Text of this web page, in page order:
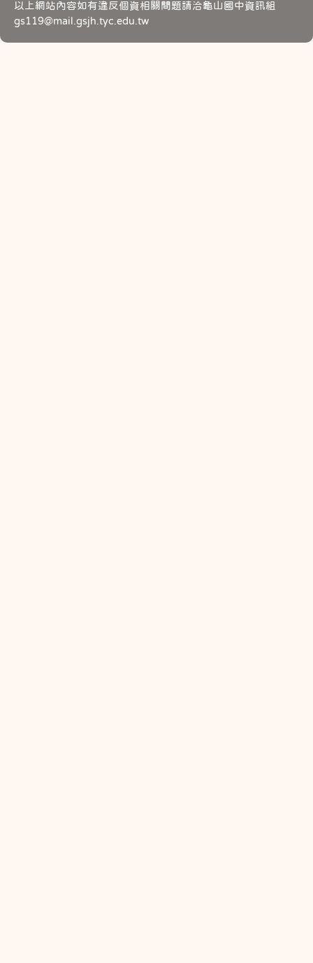
以上網站內容如有違反個資相關問題請洽龜山國中資訊組
gs119@mail.gsjh.tyc.edu.tw